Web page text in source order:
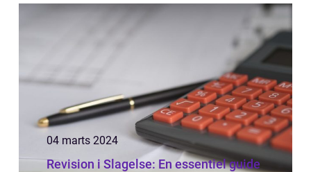
04 marts 2024
Revision i Slagelse: En essentiel guide